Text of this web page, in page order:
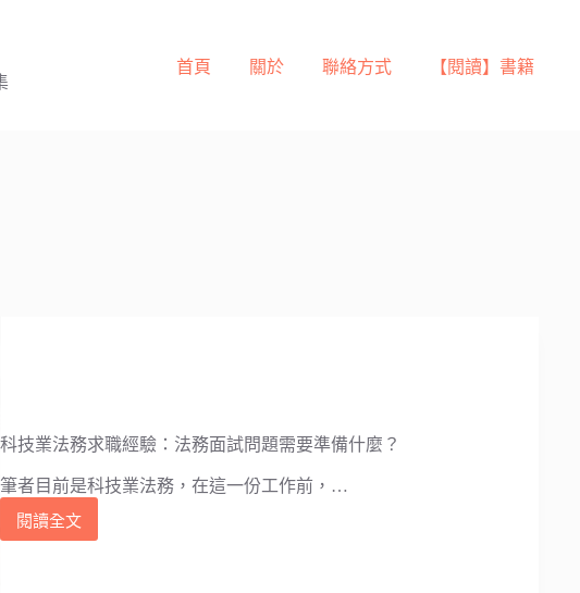
首頁 關於 聯絡方式 【閱讀】書籍
科技業法務求職經驗：法務面試問題需要準備什麼？
筆者目前是科技業法務，在這一份工作前，…
閱讀全文
科